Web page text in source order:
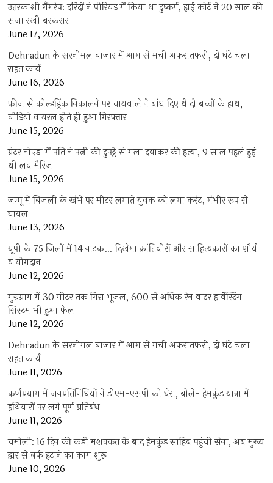
उत्तरकाशी गैंगरेप: दरिंदों ने पीरियड में किया था दुष्कर्म, हाई कोर्ट ने 20 साल की
सजा रखी बरकरार
June 17, 2026
Dehradun के सरनीमल बाजार में आग से मची अफरातफरी, दो घंटे चला
राहत कार्य
June 16, 2026
फ्रीज से कोल्डड्रिंक निकालने पर चायवाले ने बांध दिए थे दो बच्चों के हाथ,
वीडियो वायरल होते ही हुआ गिरफ्तार
June 15, 2026
ग्रेटर नोएडा में पति ने पत्नी की दुपट्टे से गला दबाकर की हत्या, 9 साल पहले हुई
थी लव मैरिज
June 15, 2026
जम्मू में बिजली के खंभे पर मीटर लगाते युवक को लगा करंट, गंभीर रूप से
घायल
June 13, 2026
यूपी के 75 जिलों में 14 नाटक… दिखेगा क्रांतिवीरों और साहित्यकारों का शौर्य
व योगदान
June 12, 2026
गुरुग्राम में 30 मीटर तक गिरा भूजल, 600 से अधिक रेन वाटर हार्वेस्टिंग
सिस्टम भी हुआ फेल
June 12, 2026
Dehradun के सरनीमल बाजार में आग से मची अफरातफरी, दो घंटे चला
राहत कार्य
June 11, 2026
कर्णप्रयाग में जनप्रतिनिधियों ने डीएम-एसपी को घेरा, बोले- हेमकुंड यात्रा में
हथियारों पर लगे पूर्ण प्रतिबंध
June 11, 2026
चमोली: 16 दिन की कड़ी मशक्कत के बाद हेमकुंड साहिब पहुंची सेना, अब मुख्य
द्वार से बर्फ हटाने का काम शुरू
June 10, 2026